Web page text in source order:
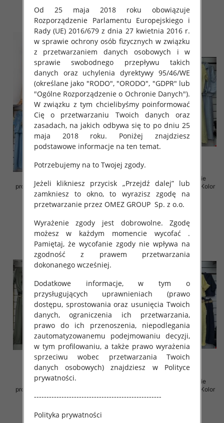
36.00 zł
szczegóły
54.00 zł
szczegóły
produkt) Roz Standard, Mix Kolor
Paczka 5 szt
55.00 zł
szczegóły
Komplet damskie (Włoskie
produkt) Roz Standard, Mix Kolor
Paczka 5 szt
65.00 zł
szczegóły
Komplet damskie (Włoskie
produkt) Roz Standard, Mix Kolor
Paczka 5 szt
65.00 zł
Komplet damskie (Włoskie
produkt) Roz Standard, Mix Kolor
Paczka 5 szt
Od 25 maja 2018 roku obowiązuje
Rozporządzenie Parlamentu Europejskiego i
Rady (UE) 2016/679 z dnia 27 kwietnia 2016 r.
w sprawie ochrony osób fizycznych w związku
z przetwarzaniem danych osobowych i w
sprawie swobodnego przepływu takich
danych oraz uchylenia dyrektywy 95/46/WE
(określane jako "RODO", "ORODO", "GDPR" lub
"Ogólne Rozporządzenie o Ochronie Danych").
W związku z tym chcielibyśmy poinformować
Cię o przetwarzaniu Twoich danych oraz
zasadach, na jakich odbywa się to po dniu 25
maja 2018 roku. Poniżej znajdziesz
podstawowe informacje na ten temat.
Potrzebujemy na to Twojej zgody.
Jeżeli klikniesz przycisk „Przejdź dalej” lub
zamkniesz to okno, to wyrazisz zgodę na
przetwarzanie przez OMEZ GROUP Sp. z o.o.
Wyrażenie zgody jest dobrowolne. Zgodę
możesz w każdym momencie wycofać .
Pamiętaj, że wycofanie zgody nie wpływa na
zgodność z prawem przetwarzania
dokonanego wcześniej.
Dodatkowe informacje, w tym o
przysługujących uprawnieniach (prawo
dostępu, sprostowania oraz usunięcia Twoich
danych, ograniczenia ich przetwarzania,
prawo do ich przenoszenia, niepodlegania
zautomatyzowanemu podejmowaniu decyzji,
w tym profilowaniu, a także prawo wyrażenia
sprzeciwu wobec przetwarzania Twoich
danych osobowych) znajdziesz w Polityce
prywatności.
---------------------------------------------------
Polityka prywatności